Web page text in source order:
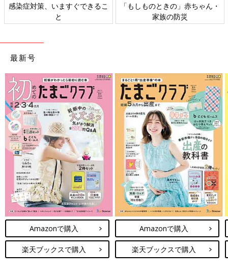
感染症対策、いますぐできるこ
と
「もしものときの」赤ちゃん・
家族の防災
最新号
Amazonで購入
楽天ブックスで購入
Amazonで購入
楽天ブックスで購入